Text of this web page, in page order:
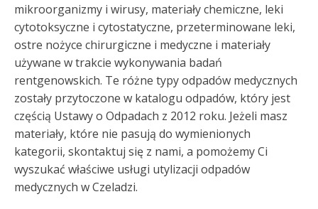
mikroorganizmy i wirusy, materiały chemiczne, leki
cytotoksyczne i cytostatyczne, przeterminowane leki,
ostre nożyce chirurgiczne i medyczne i materiały
używane w trakcie wykonywania badań
rentgenowskich. Te różne typy odpadów medycznych
zostały przytoczone w katalogu odpadów, który jest
częścią Ustawy o Odpadach z 2012 roku. Jeżeli masz
materiały, które nie pasują do wymienionych
kategorii, skontaktuj się z nami, a pomożemy Ci
wyszukać właściwe usługi utylizacji odpadów
medycznych w Czeladzi.